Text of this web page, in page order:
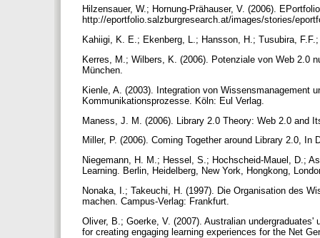
Hilzensauer, W.; Hornung-Prähauser, V. (2006).
http://eportfolio.salzburgresearch.at/images/stories/
Kahiigi, K. E.; Ekenberg, L.; Hansson, H.; Tusubira,
Kerres, M.; Wilbers, K. (2006). Potenziale von Web 2.0
München.
Kienle, A. (2003). Integration von Wissensmanagement
Kommunikationsprozesse. Köln: Eul Verlag.
Maness, J. M. (2006). Library 2.0 Theory: Web 2.0 and
Miller, P. (2006). Coming Together around Library 2.0, In
Niegemann, H. M.; Hessel, S.; Hochscheid-Mauel, D.;
Learning. Berlin, Heidelberg, New York, Hongkong,
Nonaka, I.; Takeuchi, H. (1997). Die Organisation des
machen. Campus-Verlag: Frankfurt.
Oliver, B.; Goerke, V. (2007). Australian
for creating engaging learning experiences for the Net